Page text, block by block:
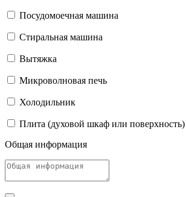
Посудомоечная машина
Стиральная машина
Вытяжка
Микроволновая печь
Холодильник
Плита (духовой шкаф или поверхность)
Общая информация